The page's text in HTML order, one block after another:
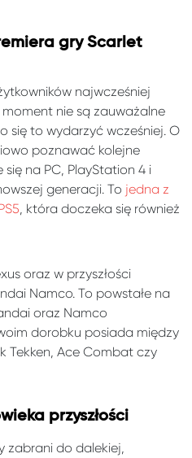
gry Scarlet
najwcześniej
nie są zauważalne
się to wydarzyć wcześniej. O
poznawać kolejne
na PC, PlayStation 4 i
generacji. To jedna z
, która doczeka się również
oraz w przyszłości
Namco. To powstałe na
oraz Namco
dorobku posiada między
Tekken, Ace Combat czy
przyszłości
zabrani do dalekiej,